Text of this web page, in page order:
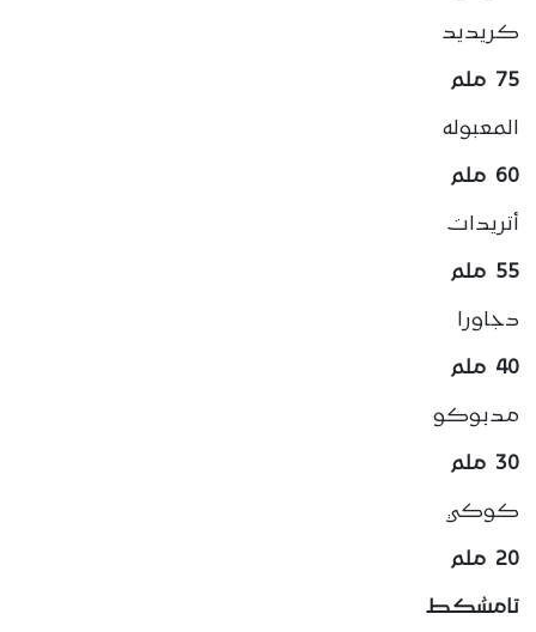
كريديد
75 ملم
المعبوله
60 ملم
أتريدات
55 ملم
دجاورا
40 ملم
مدبوكو
30 ملم
كوكي
20 ملم
تامشكط